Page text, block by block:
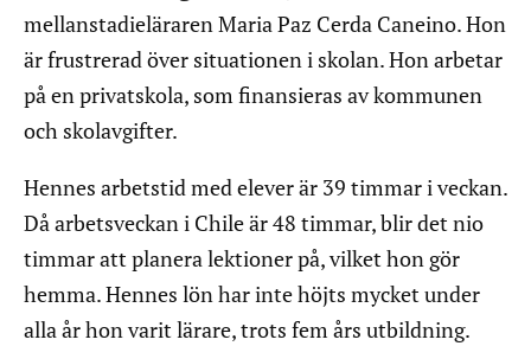
mellanstadieläraren Maria Paz Cerda Caneino. Hon
är frustrerad över situationen i skolan. Hon arbetar
på en privatskola, som finansieras av kommunen
och skolavgifter.
Hennes arbetstid med elever är 39 timmar i veckan.
Då arbetsveckan i Chile är 48 timmar, blir det nio
timmar att planera lektioner på, vilket hon gör
hemma. Hennes lön har inte höjts mycket under
alla år hon varit lärare, trots fem års utbildning.